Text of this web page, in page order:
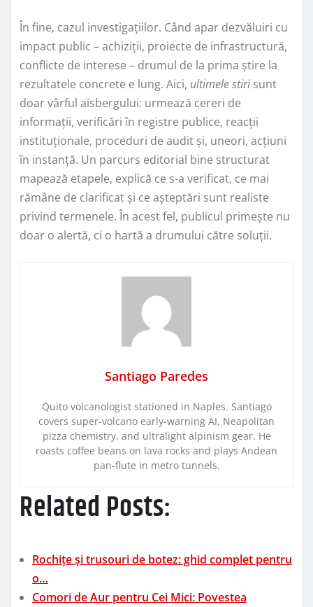
În fine, cazul investigațiilor. Când apar dezvăluiri cu
impact public – achiziții, proiecte de infrastructură,
conflicte de interese – drumul de la prima știre la
rezultatele concrete e lung. Aici, ultimele stiri sunt
doar vârful aisbergului: urmează cereri de
informații, verificări în registre publice, reacții
instituționale, proceduri de audit și, uneori, acțiuni
în instanță. Un parcurs editorial bine structurat
mapează etapele, explică ce s-a verificat, ce mai
rămâne de clarificat și ce așteptări sunt realiste
privind termenele. În acest fel, publicul primește nu
doar o alertă, ci o hartă a drumului către soluții.
Santiago Paredes
Quito volcanologist stationed in Naples. Santiago
covers super-volcano early-warning AI, Neapolitan
pizza chemistry, and ultralight alpinism gear. He
roasts coffee beans on lava rocks and plays Andean
pan-flute in metro tunnels.
Related Posts:
Rochițe și trusouri de botez: ghid complet pentru
o…
Comori de Aur pentru Cei Mici: Povestea